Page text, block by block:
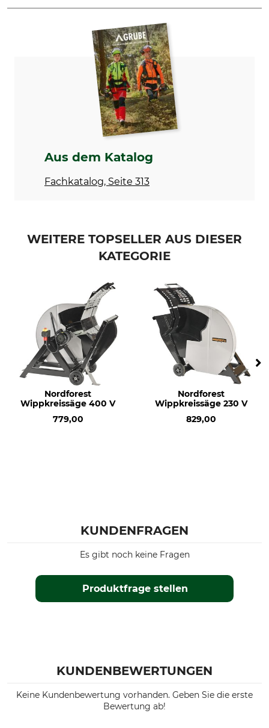
Modellbezeichnung
Ø 400 mm
Zulässige Höchstdrehzahl
2600 U/min
Herstellung
Made in Germany
Bohrungsdurchmesser
Gewicht
Aus dem Katalog
Fachkatalog, Seite 313
WEITERE TOPSELLER AUS DIESER
KATEGORIE
Nordforest
Wippkreissäge 400 V
779,00
Nordforest
Wippkreissäge 230 V
829,00
KUNDENFRAGEN
Produktfrage stellen
Es gibt noch keine Fragen
KUNDENBEWERTUNGEN
Keine Kundenbewertung vorhanden. Geben Sie die erste
Bewertung ab!